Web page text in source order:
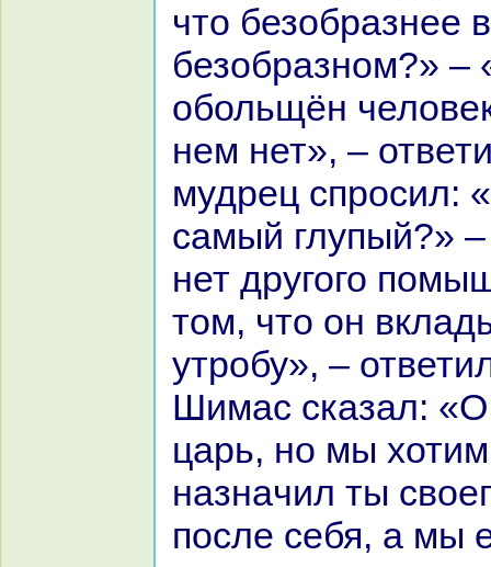
что безобpaзнее
безобpaзном?» –
обольщён
нем нет», –
мудрец спросил:
caмый глупый?» –
нет другого
том, что он
утробу», –
Шимас сказал:
царь, но мы
нaзнaчил ты
после себя, а мы